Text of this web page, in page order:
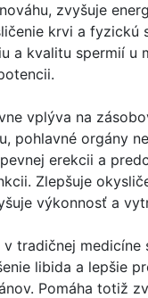
zvyšuje
krvi a fyzickú
a kvalitu spermií u
vplýva na
pohlavné orgány
erekcii a
Zlepšuje
výkonnosť a
v tradičnej medicíne
libida a lepšie
Pomáha totiž